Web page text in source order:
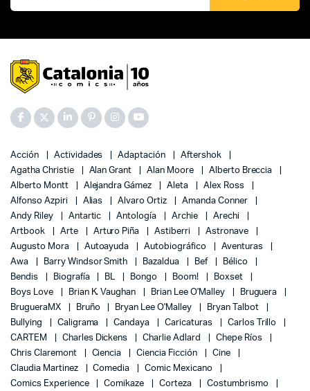
Acción Actividades Adaptación
Aftershok
Agatha Christie
Alan Grant Alan Moore
Alberto Breccia
Alberto Montt
Alejandra Gámez Aleta
Alex Ross
Alfonso Azpiri
Alias Alvaro Ortiz
Amanda Conner
Andy Riley
Antartic Antología Archie
Arechi
Artbook
Arte Arturo Piña Astiberri
Astronave
Augusto Mora
Autoayuda Autobiográfico
Aventuras
Awa
Barry Windsor Smith Bazaldua Bef
Bélico
Bendis
Biografía BL Bongo Boom!
Boxset
Boys Love
Brian K. Vaughan Brian Lee O'Malley
Bruguera
BrugueraMX
Bruño Bryan Lee O'Malley
Bryan Talbot
Bullying
Caligrama Candaya Caricaturas
Carlos Trillo
CARTEM
Charles Dickens Charlie Adlard
Chepe Ríos
Chris Claremont
Ciencia Ciencia Ficción
Cine
Claudia Martinez
Comedia
Comic Mexicano
Comics Experience
Comikaze Corteza
Costumbrismo